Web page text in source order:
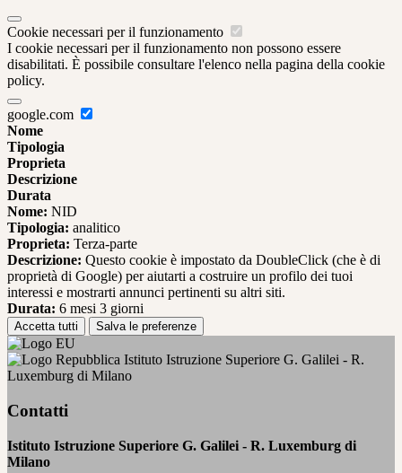
Cookie necessari per il funzionamento
I cookie necessari per il funzionamento non possono essere
disabilitati. È possibile consultare l'elenco nella pagina della cookie
policy.
google.com
Nome
Tipologia
Proprieta
Descrizione
Durata
Nome: NID
Tipologia: analitico
Proprieta: Terza-parte
Descrizione: Questo cookie è impostato da DoubleClick (che è di
proprietà di Google) per aiutarti a costruire un profilo dei tuoi
interessi e mostrarti annunci pertinenti su altri siti.
Durata: 6 mesi 3 giorni
Accetta tutti Salva le preferenze
Istituto Istruzione Superiore G. Galilei - R.
Luxemburg di Milano
Contatti
Istituto Istruzione Superiore G. Galilei - R. Luxemburg di
Milano